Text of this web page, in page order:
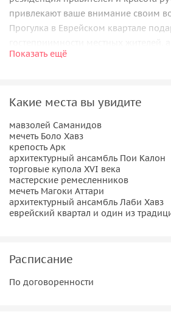
привлекают ваше внимание своим
Прогулка в Еврейском квартале
местных домов— знак духовной
Важная информация:
Пожалуйста, надевайте комфортную
удобную обувь.
Показать ещё
Какие места вы увидите
мавзолей Саманидов
мечеть Боло Хавз
крепость Арк
архитектурный ансамбль Пои Калон
торговые купола XVI века
мастерские ремесленников
мечеть Магоки Аттари
архитектурный ансамбль Лаби Хавз
еврейский квартал и один из
Расписание
По договоренности